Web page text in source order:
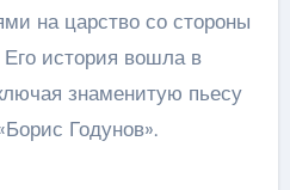
на царство со стороны
история вошла в
знаменитую пьесу
Годунов».